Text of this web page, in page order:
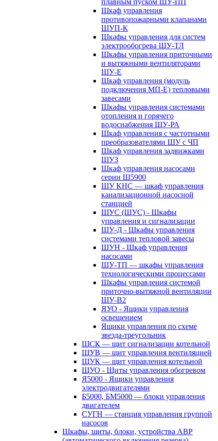
плавным пуском ШУ-ПП
Шкаф управления
противопожарными клапанами
ШУП-К
Шкафы управления для систем
электрообогрева ШУ-ТЛ
Шкафы управления приточными
и вытяжными вентиляторами
ШУ-Е
Шкаф управления (модуль
подключения МП-Е) тепловыми
завесами
Шкафы управления системами
отопления и горячего
водоснабжения ШУ-РА
Шкаф управления с частотными
преобразователями ШУ с ЧП
Шкаф управления задвижками
ШУЗ
Шкаф управления насосами
серии Ш5900
ШУ КНС — шкаф управления
канализационной насосной
станцией
ШУС (ЩУС) - Шкафы
управления и сигнализации
ШУ-Д - Шкафы управления
системами тепловой завесы
ШУН - Шкаф управления
насосами
ШУ-ТП — шкафы управления
технологическими процессами
Шкафы управления системой
приточно-вытяжной вентиляции
ШУ-В2
ЯУО - Ящики управления
освещением
Ящики управления по схеме
звезда-треугольник
ЩСК — щит сигнализации котельной
ЩУВ — щит управления вентиляцией
ЩУК — щит управления котельной
ЩУО - Щиты управления обогревом
Я5000 - Ящики управления
электродвигателями
Б5000, БМ5000 — блоки управления
двигателем
СУГН — станция управления группой
насосов
Шкафы, щиты, блоки, устройства АВР